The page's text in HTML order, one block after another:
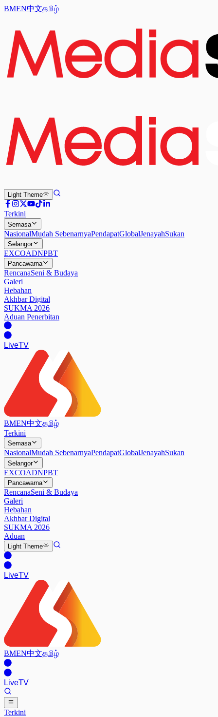
BMEN中文தமிழ்
Light Theme
Terkini
Semasa
NasionalMudah SebenarnyaPendapatGlobalJenayahSukan
Selangor
EXCOADNPBT
Pancawarna
RencanaSeni & Budaya
Galeri
Hebahan
Akhbar Digital
SUKMA 2026
Aduan Penerbitan
LiveTV
BMEN中文தமிழ்
Terkini
Semasa
NasionalMudah SebenarnyaPendapatGlobalJenayahSukan
Selangor
EXCOADNPBT
Pancawarna
RencanaSeni & Budaya
Galeri
Hebahan
Akhbar Digital
SUKMA 2026
Aduan
Light Theme
LiveTV
BMEN中文தமிழ்
LiveTV
Terkini